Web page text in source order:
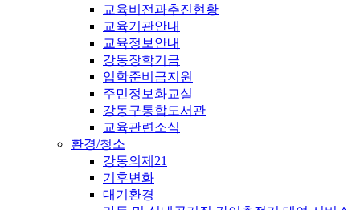
교육비전과추진현황
교육기관안내
교육정보안내
강동장학기금
입학준비금지원
주민정보화교실
강동구통합도서관
교육관련소식
환경/청소
강동의제21
기후변화
대기환경